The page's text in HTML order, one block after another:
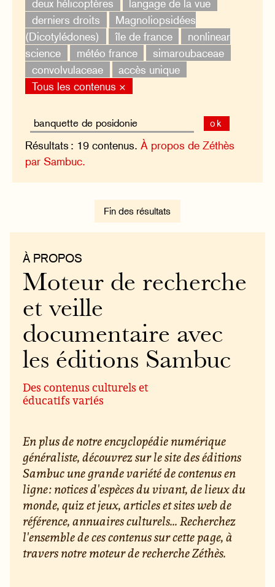
deux hélicoptères
langage de la vue
derniers droits
Magnoliopsidées
(Dicotylédones)
île de france
nonlinear
science
météo france
simaroubaceae
convolvulaceae
accès unique
Tous les contenus ×
ok
Résultats : 19 contenus.À propos de Zéthès
par Sambuc.
Fin des résultats
À PROPOS
Moteur de recherche
et veille
documentaire avec
les éditions Sambuc
Des contenus culturels et
éducatifs variés
En plus de notre encyclopédie numérique
généraliste, découvrez sur le site des éditions
Sambuc une grande variété de contenus en
ligne : notices d'espèces du vivant, de lieux du
monde, quiz et jeux, articles et sites web de
référence, annuaires culturels... Recherchez
l'ensemble de ces contenus sur cette page, à
travers notre moteur de recherche Zéthès.